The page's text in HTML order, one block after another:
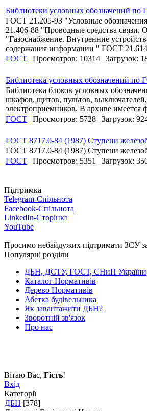
Библиотеки условных обозначений
ГОСТ 21.205-93 "Условные
21.406-88 "Проводные средства
"Газоснабжение. Внутренние
содержания информации " ГОСТ
ГОСТ | Просмотров: 10314 | Загрузок:
Библиотека условных обозначений по
Библиотека блоков условных
шкафов, щитов, пультов, выключателей,
электроприемников. В архиве имеется
ГОСТ | Просмотров: 5728 | Загрузок:
ГОСТ 8717.0-84 (1987) Ступени
ГОСТ 8717.0-84 (1987) Ступени
ГОСТ | Просмотров: 5351 | Загрузок:
Підтримка
Telegram-Спільнота
Facebook-Спільнота
LinkedIn-Сторінка
YouTube
Просимо небайдужих підтримати ЗСУ
Популярні розділи
ДБН, ДСТУ, ГОСТ, СНиП України
Каталог Нормативів
Дерево Нормативів
Абетка будівельника
Як завантажити ДБН?
Зворотній зв'язок
Про нас
Вітаю Вас, Гість!
Вхід
Категорії
ДБН [378]